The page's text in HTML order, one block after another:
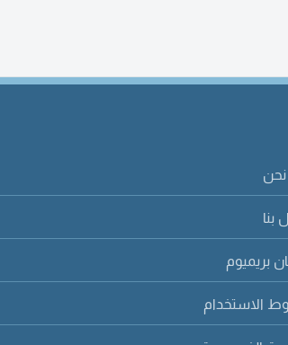
بنا
بريميوم
الاستخدام